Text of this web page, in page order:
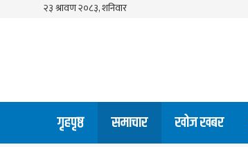
गृहपृष्ठ समाचार खोज खबर